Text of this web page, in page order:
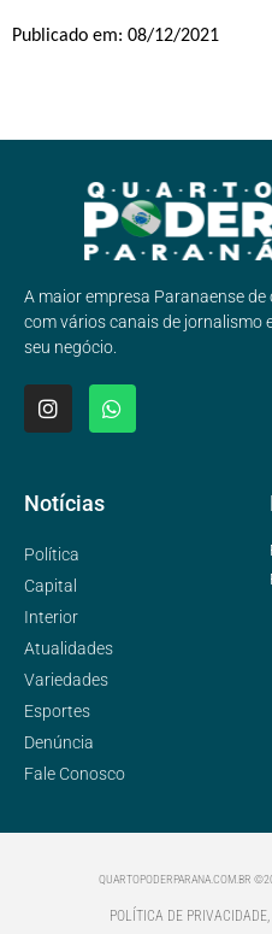
Publicado em: 08/12/2021
A maior empresa Paranaense
com vários canais de jornalismo
seu negócio.
Notícias
Política
Capital
Interior
Atualidades
Variedades
Esportes
Denúncia
Fale Conosco
QUARTOPODERPARANA.COM.BR
POLÍTICA DE